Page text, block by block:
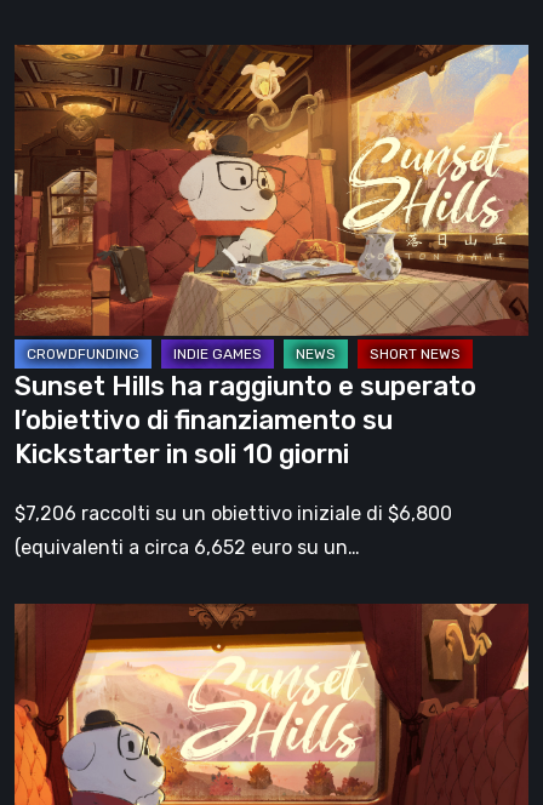
Sunset
Hills
raggiunto
e
superato
l’obiettivo
di
finanziamento
su
Kickstarter
in
soli
10
giorni
Sunset Hills ha raggiunto e superato
l’obiettivo di finanziamento su
Kickstarter in soli 10 giorni
$7,206 raccolti su un obiettivo iniziale di $6,800
(equivalenti a circa 6,652 euro su un…
sguardo
alla
campagna
Kickstarter
di